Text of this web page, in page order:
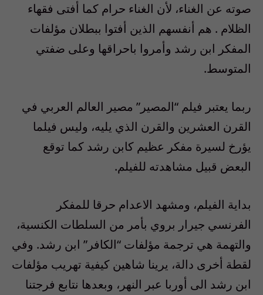
صوته عن الغناء، لأن الغناء حرام كما أفتى فقهاء
الظلام . هم أنفسهم الذين أفتوا ببطلان مؤلفات
المفكر ابن رشد وأمروا باحراقها وعلى ضفتي
المتوسط.
ربما يعتبر فيلم “المصير” مصير العالم العربي في
القرن العشرين والقرن الذي يليه، وليس فيلما
يؤرخ لسيرة مفكر عظيم كابن رشد كما توقع
البعض قبيل مشاهدته للفيلم.
بداية الفيلم، ومشهد الاعدام حرقا للمفكر
الفرنسي جيرار بروي بأمر من السلطات الكنسية،
والتهمة هي ترجمة مؤلفات “الكافر” ابن رشد. وفي
لقطة أخرى دالة، يرينا شاهين كيفية تهريب مؤلفات
ابن رشد الى أوربا عبر النهر، وبعدها نتابع فرجتنا